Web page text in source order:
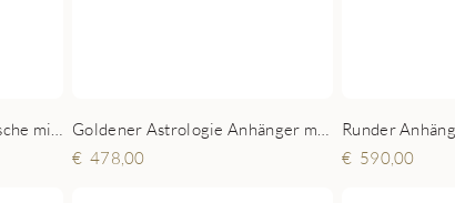
478,00
590,00